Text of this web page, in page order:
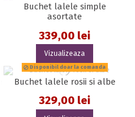
Buchet lalele simple
asortate
339,00 lei
Vizualizeaza
Disponibil doar la comanda
Buchet lalele rosii si albe
329,00 lei